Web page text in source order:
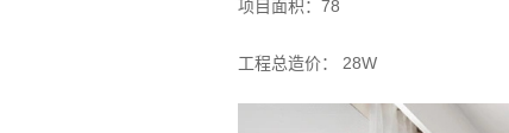
项目面积：78
工程总造价： 28W